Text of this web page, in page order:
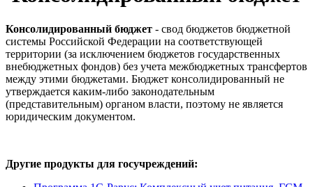
Консолидированный бюджет - свод бюджетов бюджетной
системы Российской Федерации на соответствующей
территории (за исключением бюджетов государственных
внебюджетных фондов) без учета межбюджетных трансфертов
между этими бюджетами. Бюджет консолидированный не
утверждается каким-либо законодательным
(представительным) органом власти, поэтому не является
юридическим документом.
Другие продукты для госучреждений: